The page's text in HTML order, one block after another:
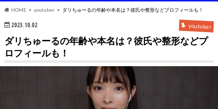
HOME youtuber ダリちゅーるの年齢や本名は？彼氏や整形などプロフィールも！
2023.10.02 youtuber
ダリちゅーるの年齢や本名は？彼氏や整形などプ
ロフィールも！